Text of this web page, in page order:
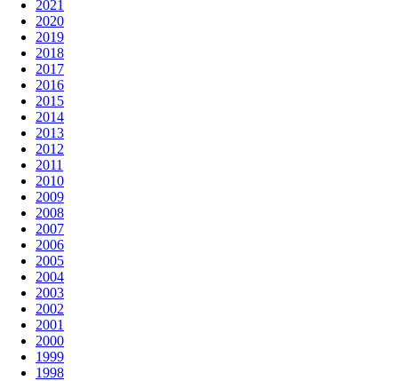
2021
2020
2019
2018
2017
2016
2015
2014
2013
2012
2011
2010
2009
2008
2007
2006
2005
2004
2003
2002
2001
2000
1999
1998